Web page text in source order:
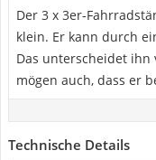
Der 3 x 3er-
klein. Er kann durch
Das unterscheidet ihn
mögen auch, dass er
Technische Details